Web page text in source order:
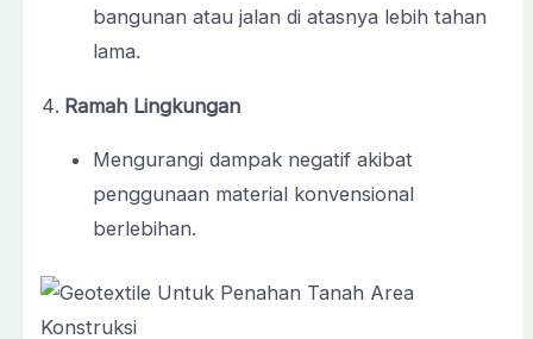
bangunan atau jalan di atasnya lebih tahan
lama.
Ramah Lingkungan
Mengurangi dampak negatif akibat
penggunaan material konvensional
berlebihan.